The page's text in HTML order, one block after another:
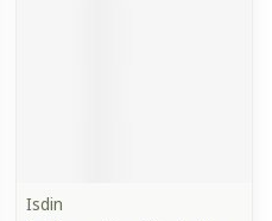
Isdin